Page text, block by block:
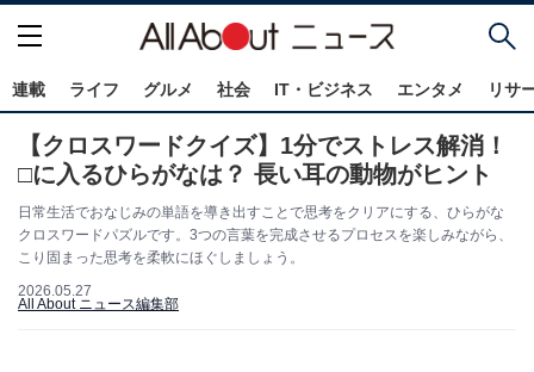
連載 ライフ グルメ 社会 IT・ビジネス エンタメ リサ
【クロスワードクイズ】1分でストレス解消！
□に入るひらがなは？ 長い耳の動物がヒント
日常生活でおなじみの単語を導き出すことで思考をクリアにする、ひらがな
クロスワードパズルです。3つの言葉を完成させるプロセスを楽しみながら、
こり固まった思考を柔軟にほぐしましょう。
2026.05.27
All About ニュース編集部